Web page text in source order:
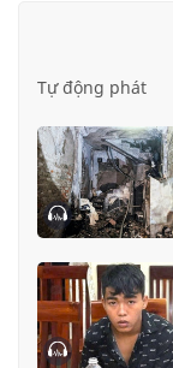
Tự động phát